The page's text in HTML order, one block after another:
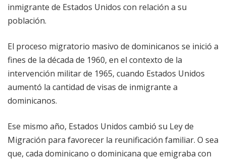
inmigrante de Estados Unidos con relación a su
población.
El proceso migratorio masivo de dominicanos se inició a
fines de la década de 1960, en el contexto de la
intervención militar de 1965, cuando Estados Unidos
aumentó la cantidad de visas de inmigrante a
dominicanos.
Ese mismo año, Estados Unidos cambió su Ley de
Migración para favorecer la reunificación familiar. O sea
que, cada dominicano o dominicana que emigraba con